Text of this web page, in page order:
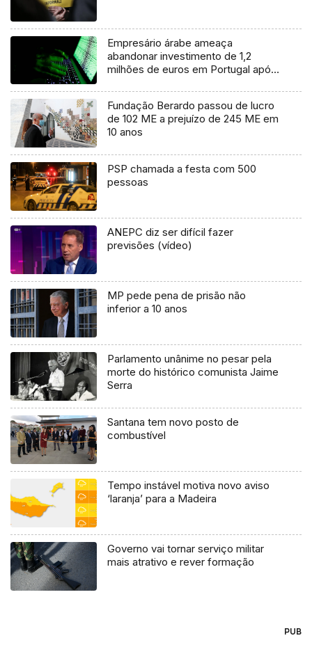
Empresário árabe ameaça
abandonar investimento de 1,2
milhões de euros em Portugal após
Fundação Berardo passou de lucro
de 102 ME a prejuízo de 245 ME em
10 anos
PSP chamada a festa com 500
pessoas
ANEPC diz ser difícil fazer
previsões (vídeo)
MP pede pena de prisão não
inferior a 10 anos
Parlamento unânime no pesar pela
morte do histórico comunista Jaime
Serra
Santana tem novo posto de
combustível
Tempo instável motiva novo aviso
‘laranja’ para a Madeira
Governo vai tornar serviço militar
mais atrativo e rever formação
PUB